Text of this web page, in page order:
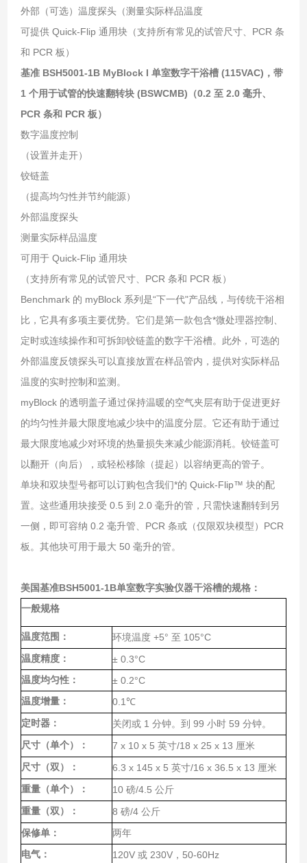
外部（可选）温度探头（测量实际样品温度
可提供 Quick-Flip 通用块（支持所有常见的试管尺寸、PCR 条
和 PCR 板）
基准 BSH5001-1B MyBlock I 单室数字干浴槽 (115VAC)，带
1 个用于试管的快速翻转块 (BSWCMB)（0.2 至 2.0 毫升、
PCR 条和 PCR 板）
数字温度控制
（设置并走开）
铰链盖
（提高均匀性并节约能源）
外部温度探头
测量实际样品温度
可用于 Quick-Flip 通用块
（支持所有常见的试管尺寸、PCR 条和 PCR 板）
Benchmark 的 myBlock 系列是“下一代"产品线，与传统干浴相
比，它具有多项主要优势。它们是第一款包含*微处理器控制、
定时或连续操作和可拆卸铰链盖的数字干浴槽。此外，可选的
外部温度反馈探头可以直接放置在样品管内，提供对实际样品
温度的实时控制和监测。
myBlock 的透明盖子通过保持温暖的空气夹层有助于促进更好
的均匀性并最大限度地减少块中的温度分层。它还有助于通过
最大限度地减少对环境的热量损失来减少能源消耗。铰链盖可
以翻开（向后），或轻松移除（提起）以容纳更高的管子。
单块和双块型号都可以订购包含我们*的 Quick-Flip™ 块的配
置。这些通用块接受 0.5 到 2.0 毫升的管，只需快速翻转到另
一侧，即可容纳 0.2 毫升管、PCR 条或（仅限双块模型）PCR
板。其他块可用于最大 50 毫升的管。
美国基准BSH5001-1B单室数字实验仪器干浴槽的规格：
一般规格
温度范围： 环境温度+5° 至 105°C
温度精度： ± 0.3°C
温度均匀性： ± 0.2°C
温度增量： 0.1 ℃
定时器： 关闭或1 分钟。到 99 小时59 分钟。
尺寸（单个）： 7 x 10 x 5 英寸/18 x 25 x 13 厘米
尺寸（双）： 6.3 x 145 x 5 英寸/16 x 36.5 x 13 厘米
重量（单个）： 10 磅/4.5 公斤
重量（双）： 8 磅/4 公斤
保修单： 两年
电气： 120V 或230V， 50-60Hz